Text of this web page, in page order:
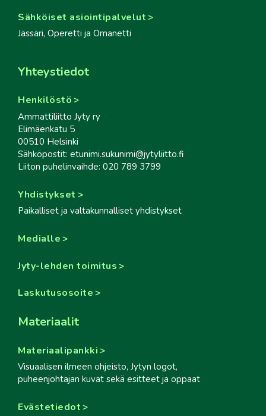
Sähköiset asiointipalvelut
Jässäri, Operetti ja Omanetti
Yhteystiedot
Henkilöstö
Ammattiliitto Jyty ry
Elimäenkatu 5
00510 Helsinki
Sähköpostit: etunimi.sukunimi@jytyliitto.fi
Liiton puhelinvaihde: 020 789 3799
Yhdistykset
Paikalliset ja valtakunnalliset yhdistykset
Medialle
Jyty-lehden toimitus
Laskutusosoite
Materiaalit
Materiaalipankki
Visuaalisen ilmeen ohjeisto, Jytyn logot,
puheenjohtajan kuvat sekä esitteet ja oppaat
Evästetiedot